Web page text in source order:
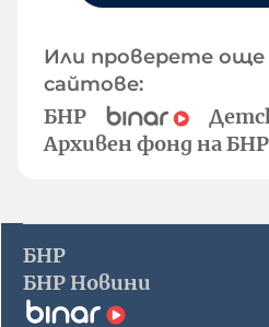
Или проверете
сайтове:
БНР
Архивен фонд на БНР
БНР
БНР Новини